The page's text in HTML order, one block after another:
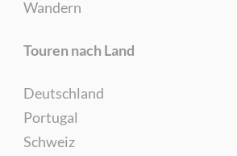
Wandern
Touren nach Land
Deutschland
Portugal
Schweiz